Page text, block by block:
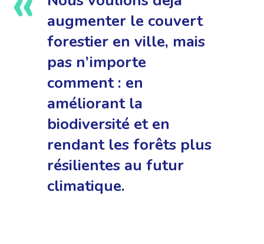
augmenter le couvert
forestier en ville, mais
pas n’importe
comment : en
améliorant la
biodiversité et en
rendant les forêts plus
résilientes au futur
climatique.